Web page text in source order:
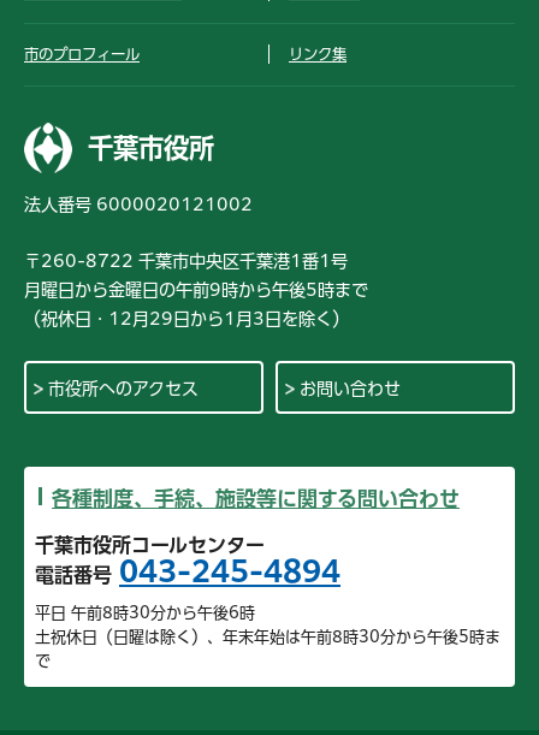
市のプロフィール リンク集
千葉市役所
法人番号 6000020121002
〒260-8722 千葉市中央区千葉港1番1号
月曜日から金曜日の午前9時から午後5時まで
（祝休日・12月29日から1月3日を除く）
市役所へのアクセス お問い合わせ
各種制度、手続、施設等に関する問い合わせ
千葉市役所コールセンター
電話番号 043-245-4894
平日 午前8時30分から午後6時
土祝休日（日曜は除く）、年末年始は午前8時30分から午後5時ま
で